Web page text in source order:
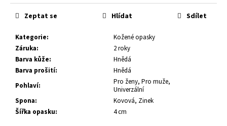
Kategorie:
Kožené opasky
Záruka:
2 roky
Barva kůže:
Hnědá
Barva prošití:
Hnědá
Pohlaví:
Pro ženy, Pro muže,
Univerzální
Spona:
Kovová, Zinek
Šířka opasku: 4 cm
Zeptat se Hlídat Sdílet
KOŽENÝ
OPASEK,
SPONA
BROUŠENÁ
HRANATÁ,
KOVOVÁ
080
Kč